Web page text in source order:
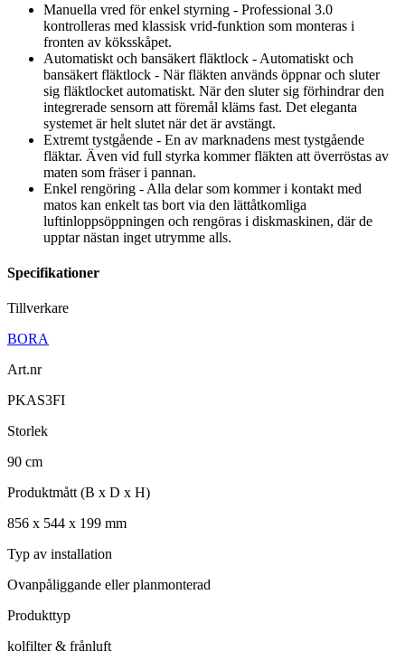
Manuella vred för enkel styrning - Professional 3.0
kontrolleras med klassisk vrid-funktion som monteras i
fronten av köksskåpet.
Automatiskt och bansäkert fläktlock - Automatiskt och
bansäkert fläktlock - När fläkten används öppnar och sluter
sig fläktlocket automatiskt. När den sluter sig förhindrar den
integrerade sensorn att föremål kläms fast. Det eleganta
systemet är helt slutet när det är avstängt.
Extremt tystgående - En av marknadens mest tystgående
fläktar. Även vid full styrka kommer fläkten att överröstas av
maten som fräser i pannan.
Enkel rengöring - Alla delar som kommer i kontakt med
matos kan enkelt tas bort via den lättåtkomliga
luftinloppsöppningen och rengöras i diskmaskinen, där de
upptar nästan inget utrymme alls.
Specifikationer
Tillverkare
BORA
Art.nr
PKAS3FI
Storlek
90 cm
Produktmått (B x D x H)
856 x 544 x 199 mm
Typ av installation
Ovanpåliggande eller planmonterad
Produkttyp
kolfilter & frånluft